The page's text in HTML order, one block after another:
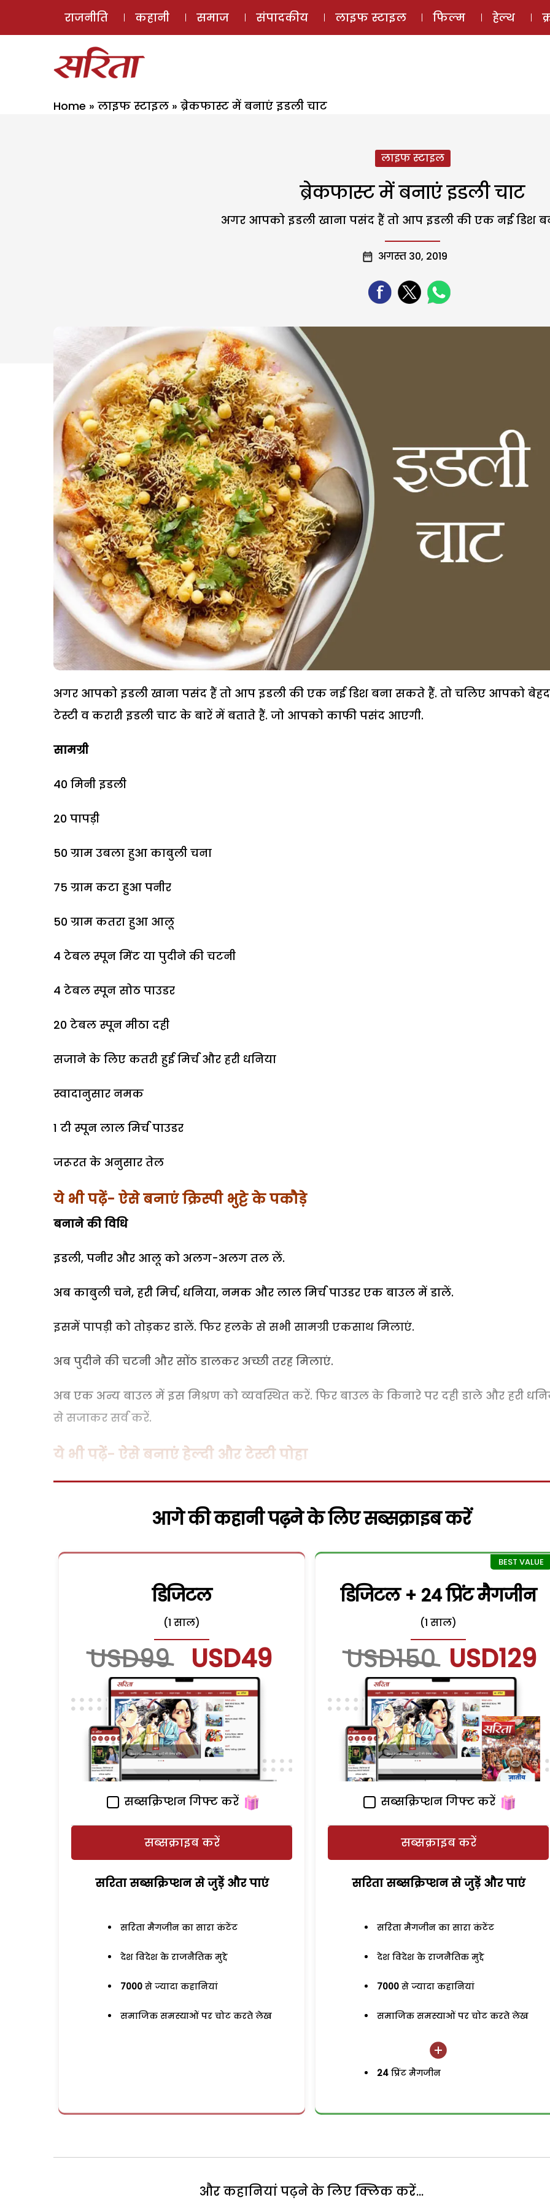
ई-मैगज़ीन
राजनीति कहानी समाज संपादकीय लाइफ स्टाइल फिल्म हेल्थ
Home » लाइफ स्टाइल » ब्रेकफास्ट में बनाएं इडली चाट
लाइफ स्टाइल
ब्रेकफास्ट में बनाएं इडली चाट
अगर आपको इडली खाना पसंद हैं तो आप इडली की एक नई डिश
अगस्त 30, 2019
अगर आपको इडली खाना पसंद हैं तो आप इडली की एक नई डिश बना सकते हैं. तो चलिए आपको बेहद
टेस्टी व करारी इडली चाट के बारें में बताते हैं. जो आपको काफी पसंद आएगी.
सामग्री
40 मिनी इडली
20 पापड़ी
50 ग्राम उबला हुआ काबुली चना
75 ग्राम कटा हुआ पनीर
50 ग्राम कतरा हुआ आलू
4 टेबल स्पून मिंट या पुदीने की चटनी
4 टेबल स्पून सोठ पाउडर
20 टेबल स्पून मीठा दही
सजाने के लिए कतरी हुई मिर्च और हरी धनिया
स्वादानुसार नमक
1 टी स्पून लाल मिर्च पाउडर
जरूरत के अनुसार तेल
ये भी पढ़ें- ऐसे बनाएं क्रिस्पी भुट्टे के पकौड़े
बनाने की विधि
इडली, पनीर और आलू को अलग-अलग तल लें.
अब काबुली चने, हरी मिर्च, धनिया, नमक और लाल मिर्च पाउडर एक बाउल में डालें.
इसमें पापड़ी को तोड़कर डालें. फिर हलके से सभी सामग्री एकसाथ मिलाएं.
अब पुदीने की चटनी और सोंठ डालकर अच्छी तरह मिलाएं.
अब एक अन्य बाउल में इस मिश्रण को व्यवस्थित करें. फिर बाउल के किनारे पर दही डाले और हरी
से सजाकर सर्व करें.
ये भी पढ़ें- ऐसे बनाएं हेल्दी और टेस्टी पोहा
आगे की कहानी पढ़ने के लिए सब्सक्राइब करें
डिजिटल
(1 साल)
USD99 USD49
सब्सक्रिप्शन गिफ्ट करें
सब्सक्राइब करें
सरिता सब्सक्रिप्शन से जुड़ेें और पाएं
सरिता मैगजीन का सारा कंटेंट
देश विदेश के राजनैतिक मुद्दे
7000 से ज्यादा कहानियां
समाजिक समस्याओं पर चोट करते लेख
डिजिटल + 24 प्रिंट मैगजीन
(1 साल)
USD150 USD129
सब्सक्रिप्शन गिफ्ट करें
सब्सक्राइब करें
सरिता सब्सक्रिप्शन से जुड़ेें और पाएं
सरिता मैगजीन का सारा कंटेंट
देश विदेश के राजनैतिक मुद्दे
7000 से ज्यादा कहानियां
समाजिक समस्याओं पर चोट करते लेख
24 प्रिंट मैगजीन
और कहानियां पढ़ने के लिए क्लिक करें...